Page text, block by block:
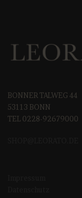
BONNER TALWEG 44
53113 BONN
TEL 0228-92679000